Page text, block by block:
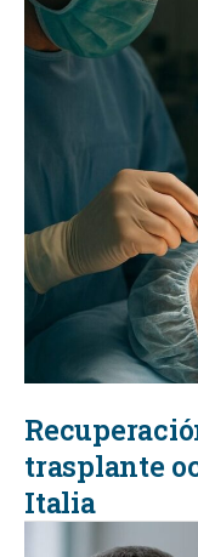
trasplante
Italia